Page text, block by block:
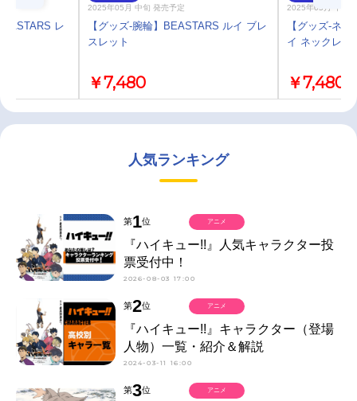
レ
2025年05月 中旬 発売予定
【グッズ-腕輪】BEASTARS ルイ ブレ
スレット
￥7,480
2025年05月 中旬
【グッズ-ネ
イ ネックレス
￥7,480
人気ランキング
第1位
『ハイキュー!!』人気キャラクター投
票受付中！
2026-08-03 17:00
アニメ
第2位
『ハイキュー!!』キャラクター（登場
人物）一覧・紹介＆解説
2024-03-11 16:00
アニメ
第3位 アニメ